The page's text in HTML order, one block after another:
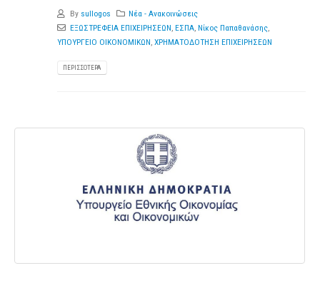
By sullogos
Νέα - Ανακοινώσεις
ΕΞΩΣΤΡΕΦΕΙΑ ΕΠΙΧΕΙΡΗΣΕΩΝ, ΕΣΠΑ, Νίκος Παπαθανάσης,
ΥΠΟΥΡΓΕΙΟ ΟΙΚΟΝΟΜΙΚΩΝ, ΧΡΗΜΑΤΟΔΟΤΗΣΗ ΕΠΙΧΕΙΡΗΣΕΩΝ
ΠΕΡΙΣΣΌΤΕΡΑ